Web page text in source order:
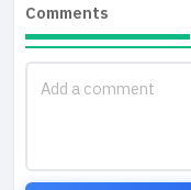
Comments